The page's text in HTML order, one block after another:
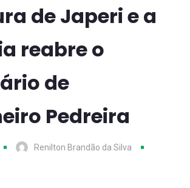
de Japeri e a
reabre o
de
Pedreira
Renilton Brandão da Silva